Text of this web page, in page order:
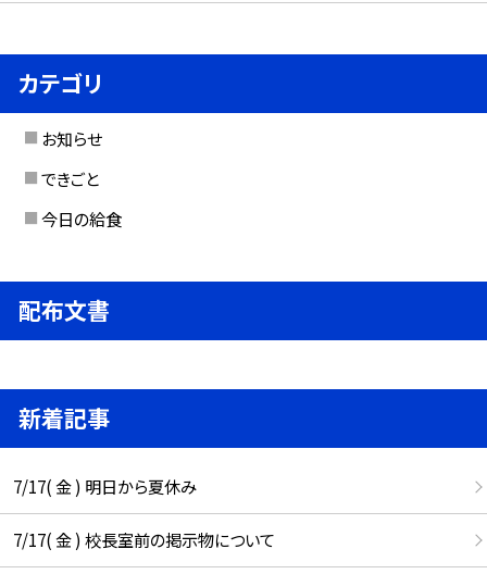
カテゴリ
お知らせ
できごと
今日の給食
配布文書
新着記事
7/17( 金 ) 明日から夏休み
7/17( 金 ) 校長室前の掲示物について